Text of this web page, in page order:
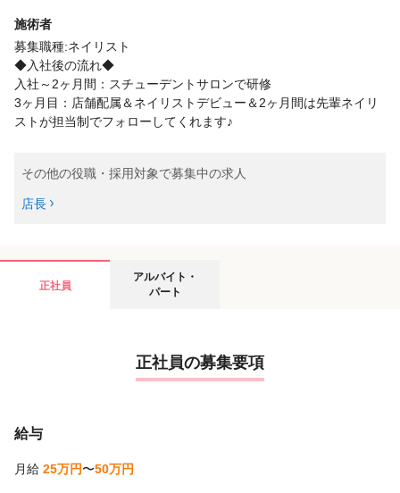
施術者
募集職種:ネイリスト
◆入社後の流れ◆
入社～2ヶ月間：スチューデントサロンで研修
3ヶ月目：店舗配属＆ネイリストデビュー＆2ヶ月間は先輩ネイリ
ストが担当制でフォローしてくれます♪
その他の役職・採用対象で募集中の求人
店長
正社員
アルバイト・
パート
正社員の募集要項
給与
月給 25万円〜50万円